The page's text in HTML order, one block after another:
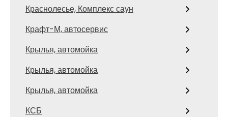
Краснолесье, Комплекс саун
Крафт-М, автосервис
Крылья, автомойка
Крылья, автомойка
Крылья, автомойка
КСБ